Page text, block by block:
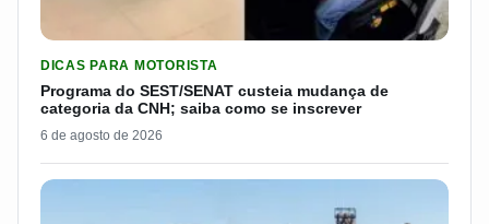
DICAS PARA MOTORISTA
Programa do SEST/SENAT custeia mudança de
categoria da CNH; saiba como se inscrever
6 de agosto de 2026